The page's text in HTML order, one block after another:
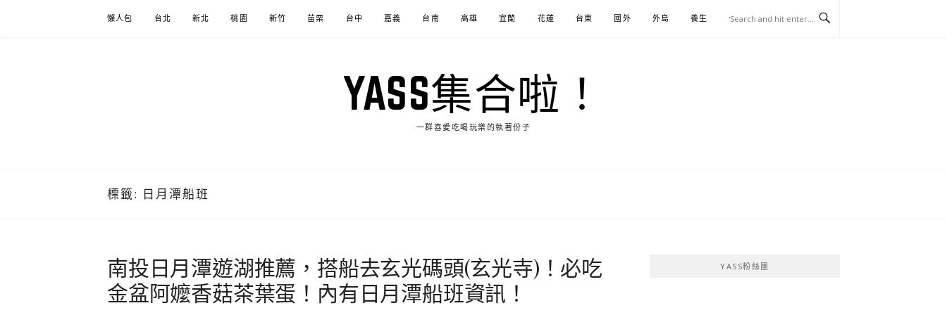
懶人包 台北 新北 桃園 新竹 苗栗 台中 嘉義 台南 高雄 宜蘭 花蓮 台東 國外 外島 養生 伴手禮
YASS集合啦！
一群喜愛吃喝玩樂的執著份子
標籤: 日月潭船班
南投日月潭遊湖推薦，搭船去玄光碼頭(玄光寺)！必吃
金盆阿嬤香菇茶葉蛋！內有日月潭船班資訊！
YASS粉絲團